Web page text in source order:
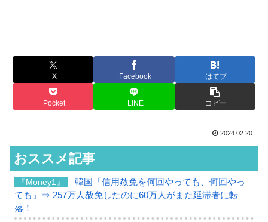
X Facebook はてブ
Pocket LINE コピー
2024.02.20
おススメ記事
『Money1』
韓国「信用赦免を何回やっても、何回やっ
ても」⇒ 257万人赦免したのに60万人がまた延滞者に転
落！